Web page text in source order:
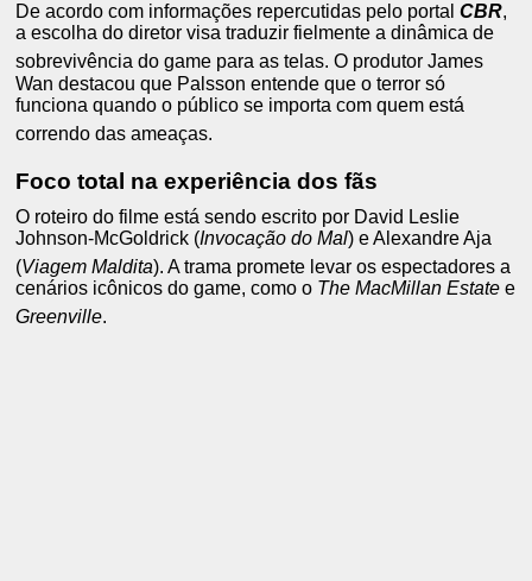
De acordo com informações repercutidas pelo portalCBR,
a escolha do diretor visa traduzir fielmente a dinâmica de
sobrevivência do game para as telas. O produtor James
Wan destacou que Palsson entende que o terror só
funciona quando o público se importa com quem está
correndo das ameaças.
Foco total na experiência dos fãs
O roteiro do filme está sendo escrito por David Leslie
Johnson-McGoldrick (Invocação do Mal) e Alexandre Aja
(Viagem Maldita). A trama promete levar os espectadores a
cenários icônicos do game, como o The MacMillan Estate e
Greenville.